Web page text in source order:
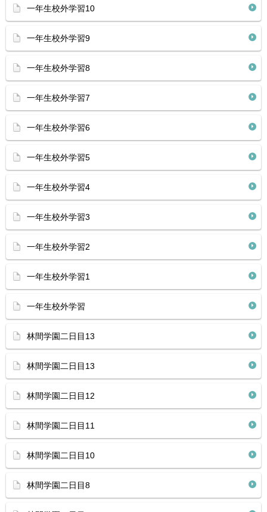
一年生校外学習10
一年生校外学習9
一年生校外学習8
一年生校外学習7
一年生校外学習6
一年生校外学習5
一年生校外学習4
一年生校外学習3
一年生校外学習2
一年生校外学習1
一年生校外学習
林間学園二日目13
林間学園二日目13
林間学園二日目12
林間学園二日目11
林間学園二日目10
林間学園二日目8